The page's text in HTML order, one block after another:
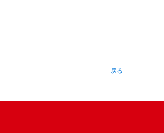
戻る